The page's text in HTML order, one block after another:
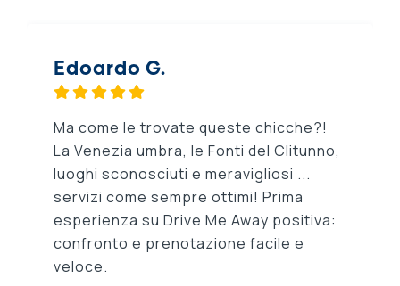
Edoardo G.
Ma come le trovate queste chicche?!
La Venezia umbra, le Fonti del Clitunno,
luoghi sconosciuti e meravigliosi ...
servizi come sempre ottimi! Prima
esperienza su Drive Me Away positiva:
confronto e prenotazione facile e
veloce.